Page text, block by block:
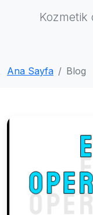
Kozmetik
Ana Sayfa Blog